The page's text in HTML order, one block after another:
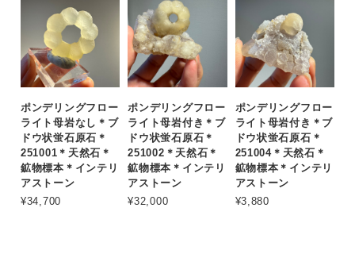
ポンデリングフロー
ライト母岩なし＊ブ
ドウ状蛍石原石＊
251001＊天然石＊
鉱物標本＊インテリ
アストーン
¥34,700
ポンデリングフロー
ライト母岩付き＊ブ
ドウ状蛍石原石＊
251002＊天然石＊
鉱物標本＊インテリ
アストーン
¥32,000
ポンデリングフロー
ライト母岩付き＊ブ
ドウ状蛍石原石＊
251004＊天然石＊
鉱物標本＊インテリ
アストーン
¥3,880